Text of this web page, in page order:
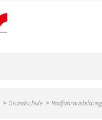
Grundschule